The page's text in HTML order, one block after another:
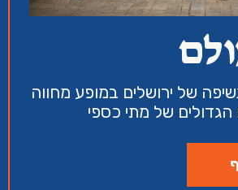
של ירושלים במופע מחווה
של מתי כספי